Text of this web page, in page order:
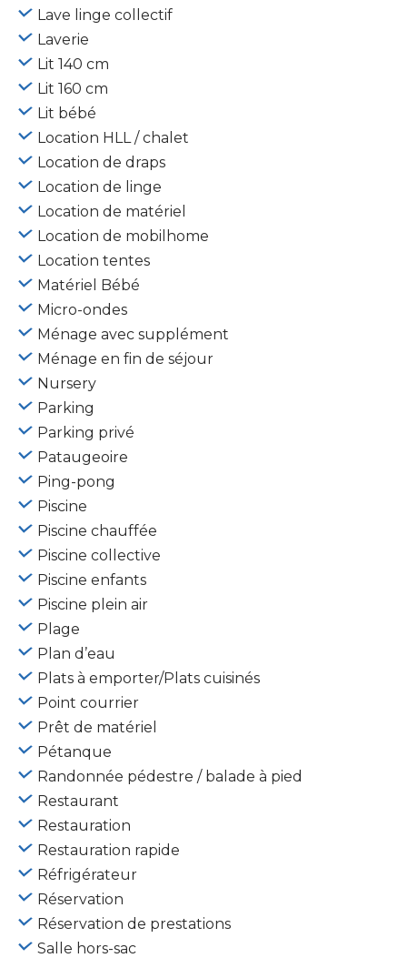
Lave linge collectif
Laverie
Lit 140 cm
Lit 160 cm
Lit bébé
Location HLL / chalet
Location de draps
Location de linge
Location de matériel
Location de mobilhome
Location tentes
Matériel Bébé
Micro-ondes
Ménage avec supplément
Ménage en fin de séjour
Nursery
Parking
Parking privé
Pataugeoire
Ping-pong
Piscine
Piscine chauffée
Piscine collective
Piscine enfants
Piscine plein air
Plage
Plan d’eau
Plats à emporter/Plats cuisinés
Point courrier
Prêt de matériel
Pétanque
Randonnée pédestre / balade à pied
Restaurant
Restauration
Restauration rapide
Réfrigérateur
Réservation
Réservation de prestations
Salle hors-sac